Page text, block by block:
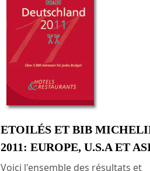
ETOILÉS ET BIB
2011: EUROPE, U.S.A ET
Voici l'ensemble des résultats et